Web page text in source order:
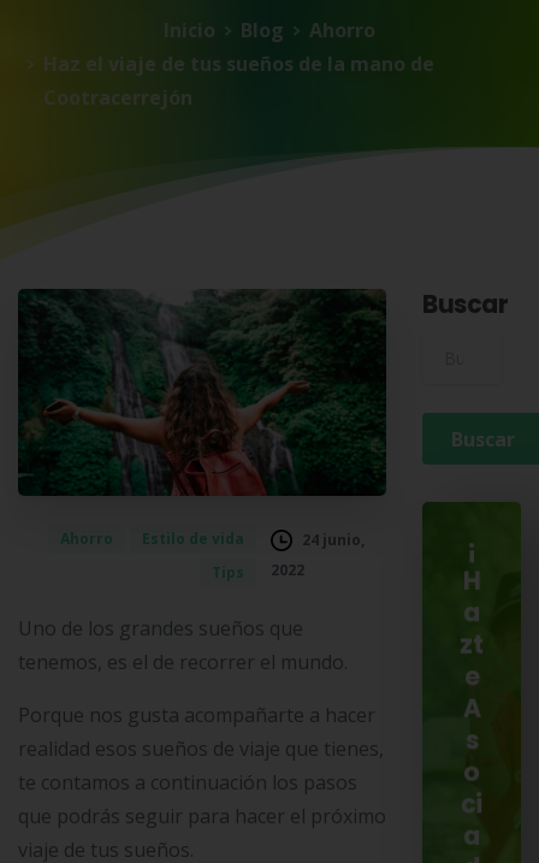
Inicio Blog
Ahorro
Haz el viaje de tus sueños de la mano de
Cootracerrejón
Ahorro
Estilo de vida
Tips
24 junio,
2022
Uno de los grandes sueños que
tenemos, es el de recorrer el mundo.
Porque nos gusta acompañarte a hacer
realidad esos sueños de viaje que tienes,
te contamos a continuación los pasos
que podrás seguir para hacer el próximo
viaje de tus sueños.
Buscar
¡
H
a
zt
e
A
s
o
ci
a